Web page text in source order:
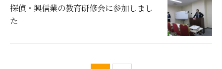
探偵・興信業の教育研修会に参加しまし
た